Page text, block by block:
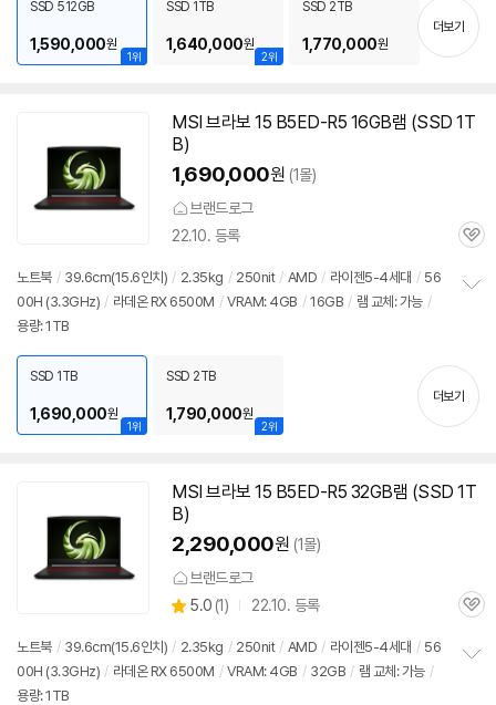
기
1위
SSD 512GB
1,590,000원
2위
SSD 1TB
1,640,000원
SSD 2TB
1,770,000원
더보기
MSI 브라보 15 B5ED-R5 16GB램 (SSD 1T
B)
1,690,000원 (1몰)
브랜드로그
22.10. 등록
관
노트북 / 39.6cm(15.6인치) / 2.35kg / 250nit / AMD / 라이젠5-4세대 / 56
00H (3.3GHz) / 라데온 RX 6500M / VRAM: 4GB / 16GB / 램 교체: 가능 /
용량: 1TB
기
1위
SSD 1TB
1,690,000원
2위
SSD 2TB
1,790,000원
더보기
MSI 브라보 15 B5ED-R5 32GB램 (SSD 1T
B)
2,290,000원 (1몰)
브랜드로그
별
점
5.0 (상
리
뷰
1) 22.10. 등록
관
노트북 / 39.6cm(15.6인치) / 2.35kg / 250nit / AMD / 라이젠5-4세대 / 56
00H (3.3GHz) / 라데온 RX 6500M / VRAM: 4GB / 32GB / 램 교체: 가능 /
용량: 1TB